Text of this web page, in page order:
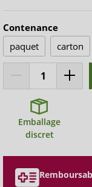
Contenance
paquet
carton
Emballage
discret